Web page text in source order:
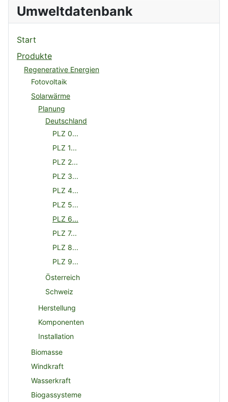
Umweltdatenbank
Start
Produkte
Regenerative Energien
Fotovoltaik
Solarwärme
Planung
Deutschland
PLZ 0...
PLZ 1...
PLZ 2...
PLZ 3...
PLZ 4...
PLZ 5...
PLZ 6...
PLZ 7...
PLZ 8...
PLZ 9...
Österreich
Schweiz
Herstellung
Komponenten
Installation
Biomasse
Windkraft
Wasserkraft
Biogassysteme